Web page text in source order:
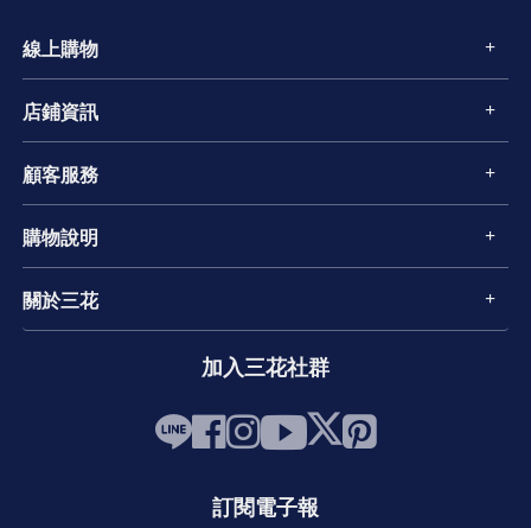
線上購物
店鋪資訊
顧客服務
購物說明
關於三花
加入三花社群
訂閱電子報